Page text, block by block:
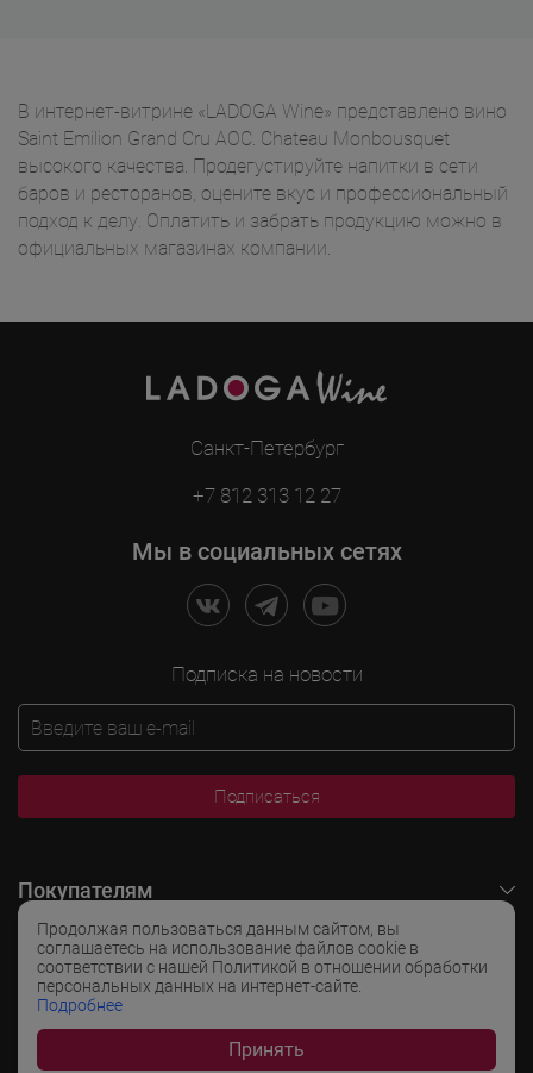
Продолжая пользоваться данным сайтом, вы
соглашаетесь на использование файлов cookie в
соответствии с нашей Политикой в отношении обработки
персональных данных на интернет-сайте.
Подробнее
Принять
В интернет-витрине «LADOGA Wine» представлено вино
Saint Emilion Grand Cru AOC. Chateau Monbousquet
высокого качества. Продегустируйте напитки в сети
баров и ресторанов, оцените вкус и профессиональный
подход к делу. Оплатить и забрать продукцию можно в
официальных магазинах компании.
Санкт-Петербург
+7 812 313 12 27
Мы в социальных сетях
Подписка на новости
Подписаться
Покупателям
O LADOGA Wine
Интересные разделы
Популярные разделы